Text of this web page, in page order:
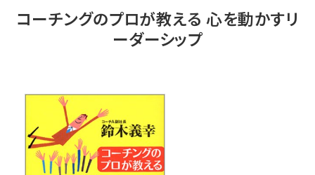
コーチングのプロが教える 心を動かすリ
ーダーシップ